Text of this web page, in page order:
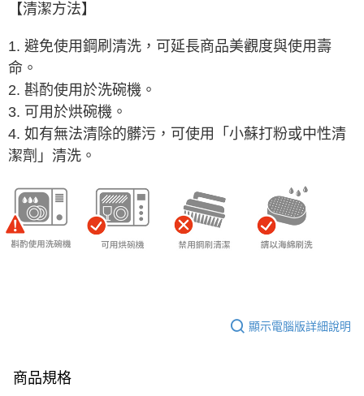
【清潔方法】
1. 避免使用鋼刷清洗，可延長商品美觀度與使用壽
命。
2. 斟酌使用於洗碗機。
3. 可用於烘碗機。
4. 如有無法清除的髒污，可使用「小蘇打粉或中性清
潔劑」清洗。
顯示電腦版詳細說明
商品規格